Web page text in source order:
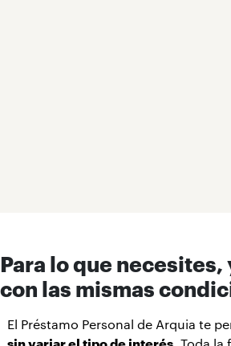
Para lo que necesites,
con las mismas
El Préstamo Personal de Arquia te
sin variar el tipo de interés. Toda la